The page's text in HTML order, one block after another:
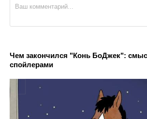
Чем закончился "Конь БоДжек":
спойлерами